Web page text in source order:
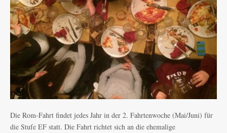
Die Rom-Fahrt findet jedes Jahr in der 2. Fahrtenwoche (Mai/Juni) für
die Stufe EF statt. Die Fahrt richtet sich an die ehemalige